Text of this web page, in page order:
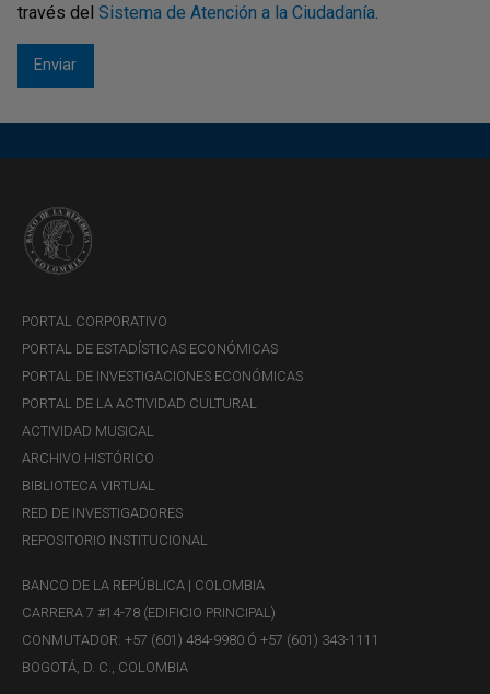
través del Sistema de Atención a la Ciudadanía.
PORTAL CORPORATIVO
PORTAL DE ESTADÍSTICAS ECONÓMICAS
PORTAL DE INVESTIGACIONES ECONÓMICAS
PORTAL DE LA ACTIVIDAD CULTURAL
ACTIVIDAD MUSICAL
ARCHIVO HISTÓRICO
BIBLIOTECA VIRTUAL
RED DE INVESTIGADORES
REPOSITORIO INSTITUCIONAL
BANCO DE LA REPÚBLICA | COLOMBIA
CARRERA 7 #14-78 (EDIFICIO PRINCIPAL)
CONMUTADOR: +57 (601) 484-9980 Ó +57 (601) 343-1111
BOGOTÁ, D. C., COLOMBIA